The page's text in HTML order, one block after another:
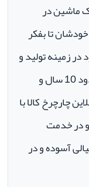
ماشین در
خودشان تا بفکر
در زمینه تولید و
فروش لوازم جانبی و اسپرت خودرو در حدود 10 سال و
چارچرخ کالا با
در خدمت
آسوده و در